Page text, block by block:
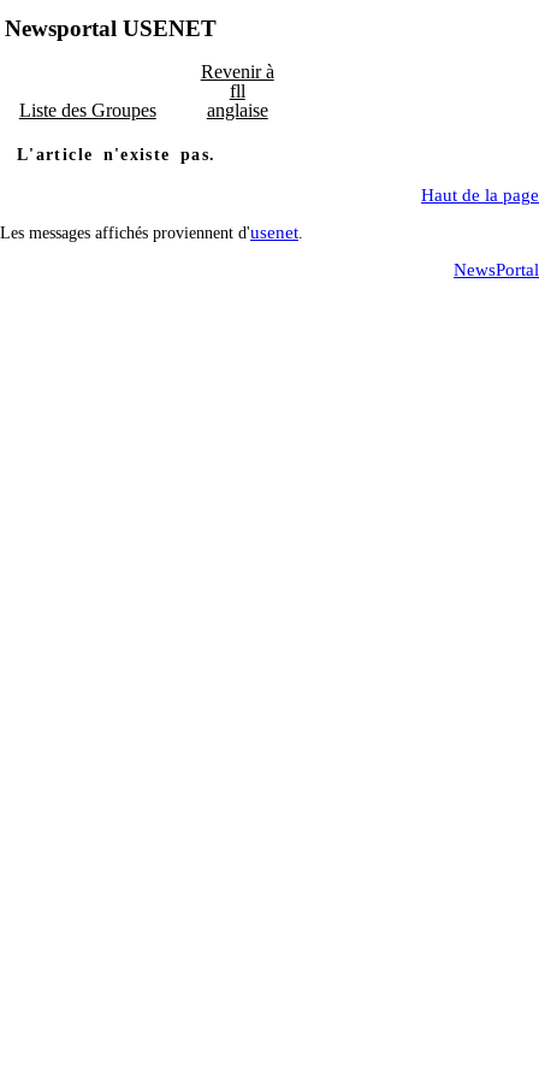
Newsportal USENET
Liste des Groupes
Revenir à
fll
anglaise
L'article n'existe pas.
Haut de la page
Les messages affichés proviennent d'usenet
NewsPortal